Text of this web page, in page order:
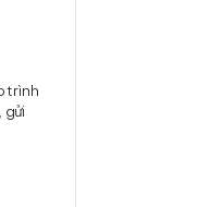
trình
gửi